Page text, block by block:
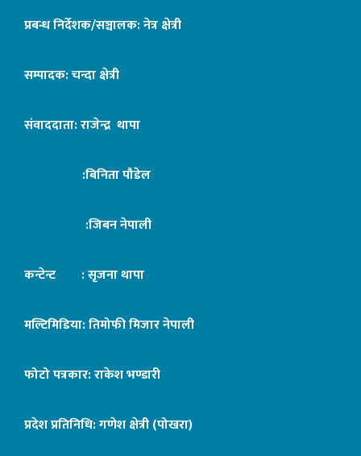
प्रबन्ध निर्देशक/सञ्चालक: नेत्र क्षेत्री
सम्पादक: चन्दा क्षेत्री
संवाददाता: राजेन्द्र थापा
:बिनिता पौडेल
:जिबन नेपाली
कन्टेन्ट : सृजना थापा
मल्टिमिडिया: तिमोफी मिजार नेपाली
फोटो पत्रकार: राकेश भण्डारी
प्रदेश प्रतिनिधि: गणेश क्षेत्री (पोखरा)